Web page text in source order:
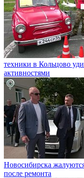
техники в Кольцово
активностями
Новосибирска
после ремонта